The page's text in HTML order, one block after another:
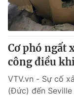
Cơ phó ngất
công điều
VTV.vn - Sự cố
(Đức) đến Seville